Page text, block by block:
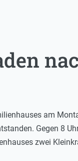
am
Gegen 8
zwei